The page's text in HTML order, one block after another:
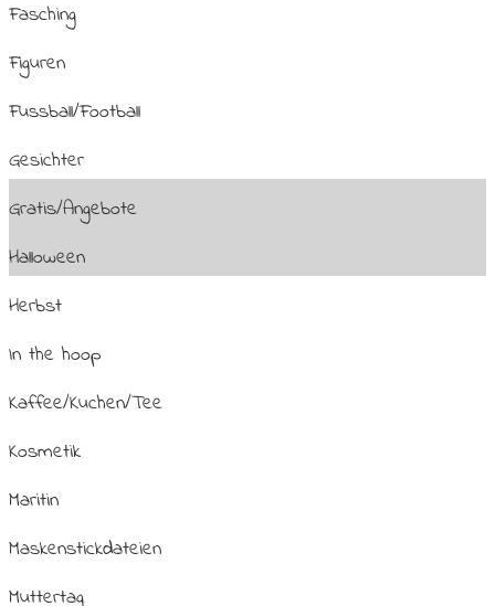
Fasching
Figuren
Fussball/Football
Gesichter
Gratis/Angebote
Halloween
Herbst
In the hoop
Kaffee/Kuchen/Tee
Kosmetik
Maritin
Maskenstickdateien
Muttertag